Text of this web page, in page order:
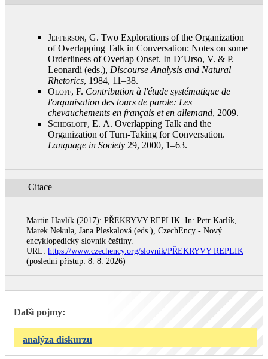
Jefferson, G. Two Explorations of the Organization
of Overlapping Talk in Conversation: Notes on some
Orderliness of Overlap Onset. In D’Urso, V. & P.
Leonardi (eds.), Discourse Analysis and Natural
Rhetorics, 1984, 11–38.
Oloff, F. Contribution à l'étude systématique de
l'organisation des tours de parole: Les
chevauchements en français et en allemand, 2009.
Schegloff, E. A. Overlapping Talk and the
Organization of Turn-Taking for Conversation.
Language in Society 29, 2000, 1–63.
Citace
Martin Havlík (2017): PŘEKRYVY REPLIK. In: Petr Karlík,
Marek Nekula, Jana Pleskalová (eds.), CzechEncy - Nový
encyklopedický slovník češtiny.
URL: https://www.czechency.org/slovnik/PŘEKRYVY REPLIK
(poslední přístup: 8. 8. 2026)
Další pojmy:
analýza diskurzu